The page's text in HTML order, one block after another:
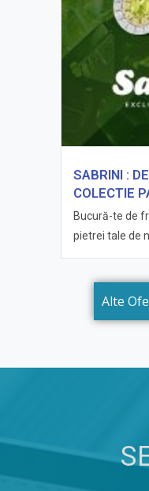
SABRINI :
COLECTIE
Bucură-te de
pietrei tale de
Alte